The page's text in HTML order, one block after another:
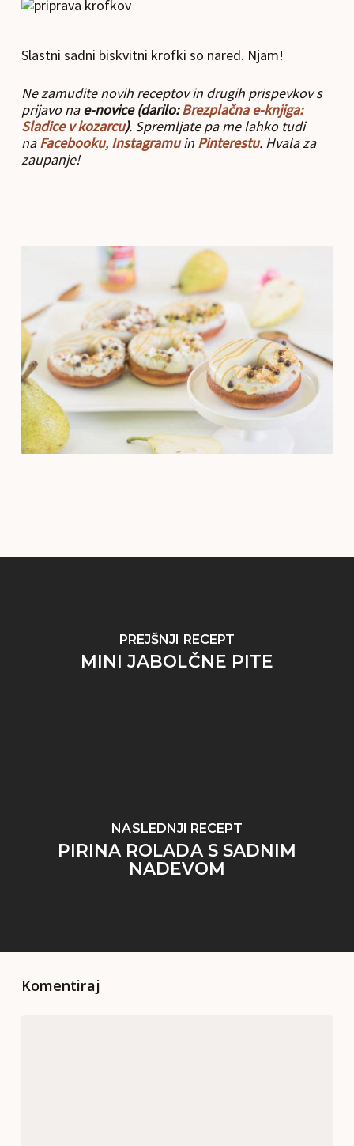
Slastni sadni biskvitni krofki so nared. Njam!
Ne zamudite novih receptov in drugih prispevkov s
prijavo nae-novice (darilo:Brezplačna e-knjiga:
Sladice v kozarcu). Spremljate pa me lahko tudi
naFacebooku, Instagramuin Pinterestu. Hvala za
zaupanje!
PREJŠNJI RECEPT
MINI JABOLČNE PITE
NASLEDNJI RECEPT
PIRINA ROLADA S SADNIM
NADEVOM
Komentiraj